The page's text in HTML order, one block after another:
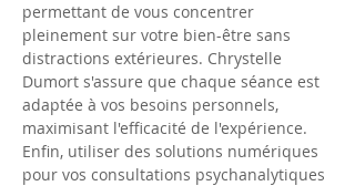
permettant de vous concentrer
pleinement sur votre bien-être sans
distractions extérieures. Chrystelle
Dumort s'assure que chaque séance est
adaptée à vos besoins personnels,
maximisant l'efficacité de l'expérience.
Enfin, utiliser des solutions numériques
pour vos consultations psychanalytiques